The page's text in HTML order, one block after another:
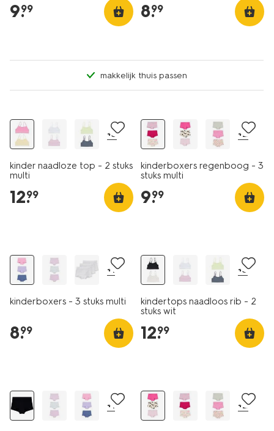
9.
99 8.
99
makkelijk thuis passen
+3
kinder naadloze top - 2 stuks
multi
12.
99
+2
kinderboxers regenboog - 3
stuks multi
9.
99
+1
kinderboxers - 3 stuks multi
8.
99
+3
kindertops naadloos rib - 2
stuks wit
12.
99
+1 +2